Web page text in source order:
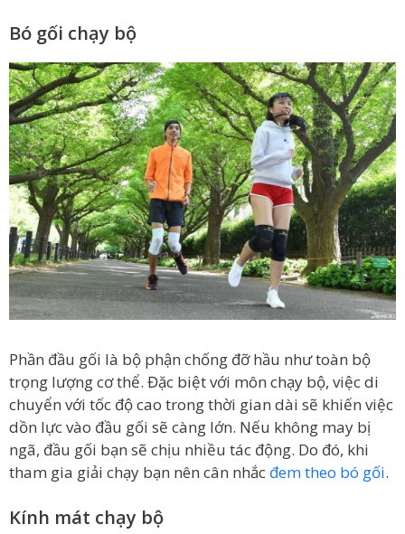
Bó gối chạy bộ
Phần đầu gối là bộ phận chống đỡ hầu như toàn bộ
trọng lượng cơ thể. Đặc biệt với môn chạy bộ, việc di
chuyển với tốc độ cao trong thời gian dài sẽ khiến việc
dồn lực vào đầu gối sẽ càng lớn. Nếu không may bị
ngã, đầu gối bạn sẽ chịu nhiều tác động. Do đó, khi
tham gia giải chạy bạn nên cân nhắc đem theo bó gối.
Kính mát chạy bộ